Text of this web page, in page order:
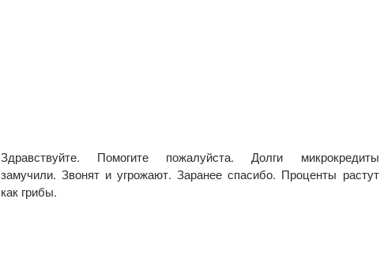
Здравствуйте. Помогите пожалуйста. Долги микрокредиты
замучили. Звонят и угрожают. Заранее спасибо. Проценты растут
как грибы.